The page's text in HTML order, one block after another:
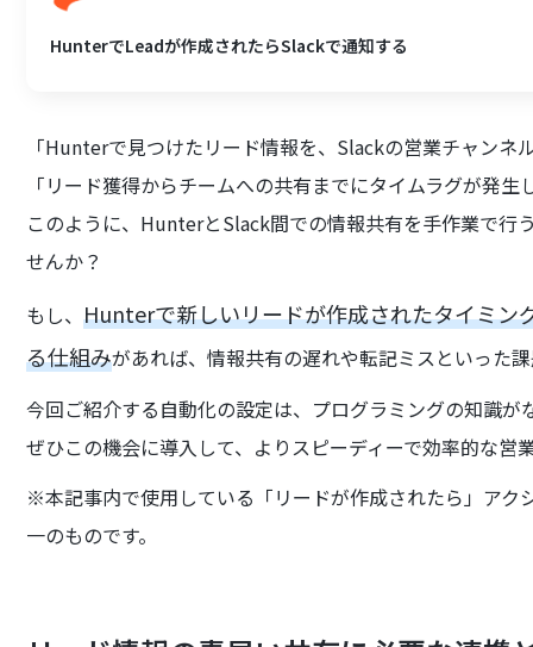
HunterでLeadが作成されたらSlackで通知する
「Hunterで見つけたリード情報を、Slackの営業チャンネ
「リード獲得からチームへの共有までにタイムラグが発
このように、HunterとSlack間での情報共有を手作業で行
せんか？
もし、Hunterで新しいリードが作成されたタイミン
る仕組みがあれば、情報共有の遅れや転記ミスといった
今回ご紹介する自動化の設定は、プログラミングの知識
ぜひこの機会に導入して、よりスピーディーで効率的な営
※本記事内で使用している「リードが作成されたら」ア
一のものです。